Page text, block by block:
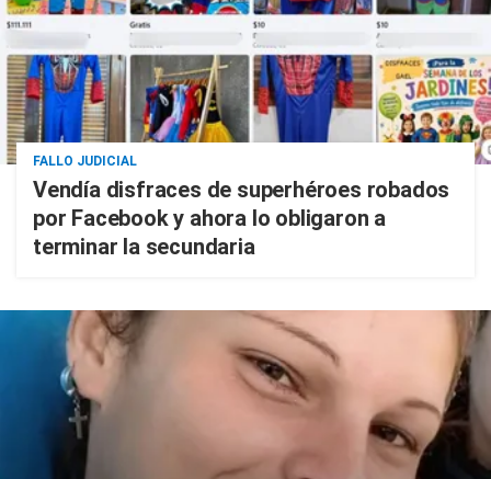
FALLO JUDICIAL
Vendía disfraces de superhéroes robados
por Facebook y ahora lo obligaron a
terminar la secundaria